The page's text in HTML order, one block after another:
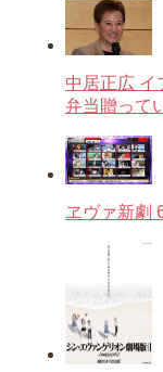
中居正広
弁当贈って
ヱヴァ新劇